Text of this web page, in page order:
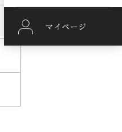
マイページ